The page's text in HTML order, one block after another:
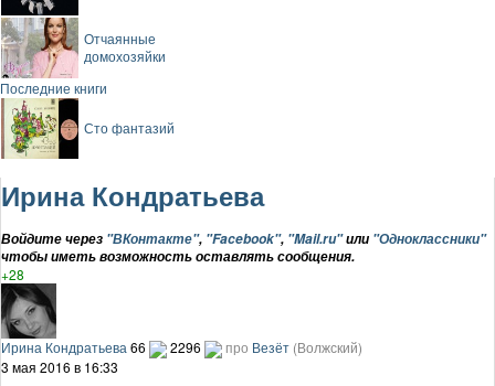
Отчаянные
домохозяйки
Последние книги
Сто фантазий
Ирина Кондратьева
Войдите через "ВКонтакте", "Facebook", "Mail.ru"или "Одноклассники"
чтобы иметь возможность оставлять сообщения.
+28
Ирина Кондратьева 66 2296 про Везёт (Волжский)
3 мая 2016 в 16:33